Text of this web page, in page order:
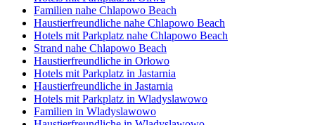
Familien nahe Chlapowo Beach
Haustierfreundliche nahe Chlapowo Beach
Hotels mit Parkplatz nahe Chlapowo Beach
Strand nahe Chlapowo Beach
Haustierfreundliche in Orłowo
Hotels mit Parkplatz in Jastarnia
Haustierfreundliche in Jastarnia
Hotels mit Parkplatz in Wladyslawowo
Familien in Wladyslawowo